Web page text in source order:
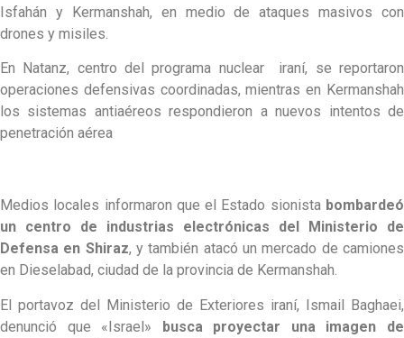
Isfahán y Kermanshah, en medio de ataques masivos con
drones y misiles.
En Natanz, centro del programa nuclear iraní, se reportaron
operaciones defensivas coordinadas, mientras en Kermanshah
los sistemas antiaéreos respondieron a nuevos intentos de
penetración aérea
Medios locales informaron que el Estado sionista bombardeó
un centro de industrias electrónicas del Ministerio de
Defensa en Shiraz, y también atacó un mercado de camiones
en Dieselabad, ciudad de la provincia de Kermanshah.
El portavoz del Ministerio de Exteriores iraní, Ismail Baghaei,
denunció que «Israel» busca proyectar una imagen de